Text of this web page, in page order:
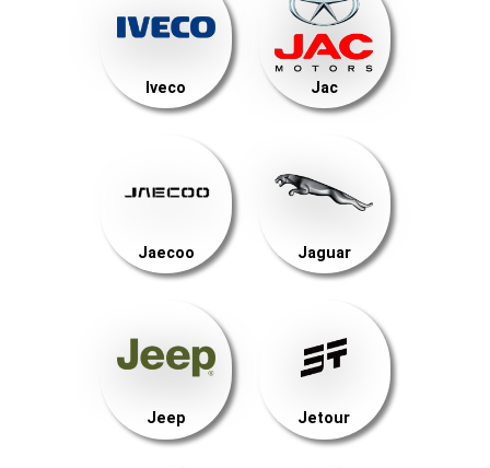
Iveco Jac
Jaecoo Jaguar
Jeep Jetour